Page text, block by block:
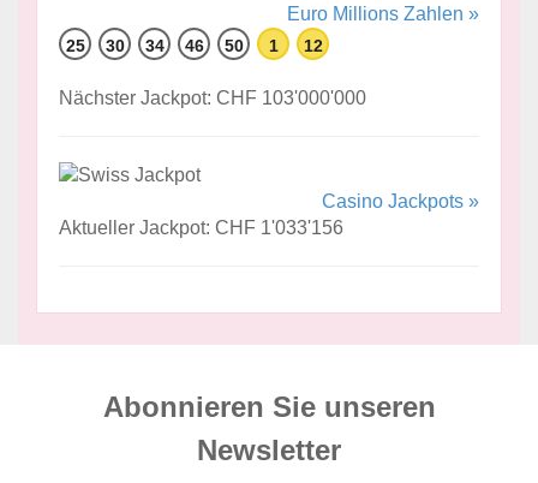
Euro Millions Zahlen »
25 30 34 46 50 1 12
Nächster Jackpot: CHF 103'000'000
Casino Jackpots »
Aktueller Jackpot: CHF 1'033'156
Abonnieren Sie unseren
News­letter